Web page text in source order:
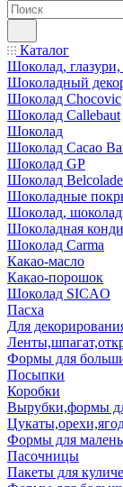
Каталог
Шоколад, глазури,
Шоколадный
Шоколад Chocovic
Шоколад Callebaut
Шоколад
Шоколад Cacao
Шоколад GP
Шоколад Belcolade
Шоколадные
Шоколад,
Шоколадная
Шоколад Carma
Какао-масло
Какао-порошок
Шоколад SICAO
Пасха
Для
Формы для
Посыпки
Коробки
Вырубки,формы
Формы для
Пасочницы
Пакеты для